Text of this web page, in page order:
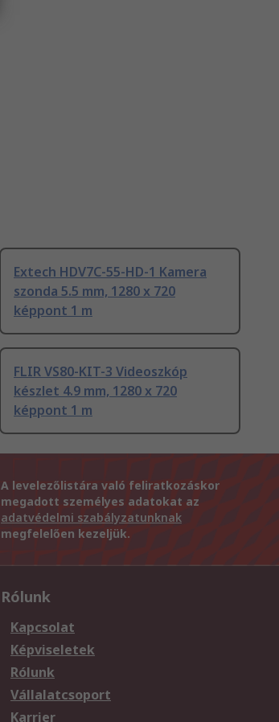
Extech HDV7C-55-HD-1 Kamera
szonda 5.5 mm, 1280 x 720
képpont 1 m
FLIR VS80-KIT-3 Videoszkóp
készlet 4.9 mm, 1280 x 720
képpont 1 m
A levelezőlistára való feliratkozáskor
megadott személyes adatokat az
adatvédelmi szabályzatunknak
megfelelően kezeljük.
Rólunk
Kapcsolat
Képviseletek
Rólunk
Vállalatcsoport
Karrier